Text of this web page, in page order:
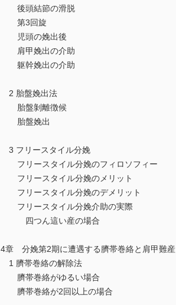
後頭結節の滑脱
第3回旋
児頭の娩出後
肩甲娩出の介助
躯幹娩出の介助
2 胎盤娩出法
胎盤剝離徴候
胎盤娩出
3 フリースタイル分娩
フリースタイル分娩のフィロソフィー
フリースタイル分娩のメリット
フリースタイル分娩のデメリット
フリースタイル分娩介助の実際
四つん這い産の場合
4章 分娩第2期に遭遇する臍帯巻絡と肩甲難産
1 臍帯巻絡の解除法
臍帯巻絡がゆるい場合
臍帯巻絡が2回以上の場合